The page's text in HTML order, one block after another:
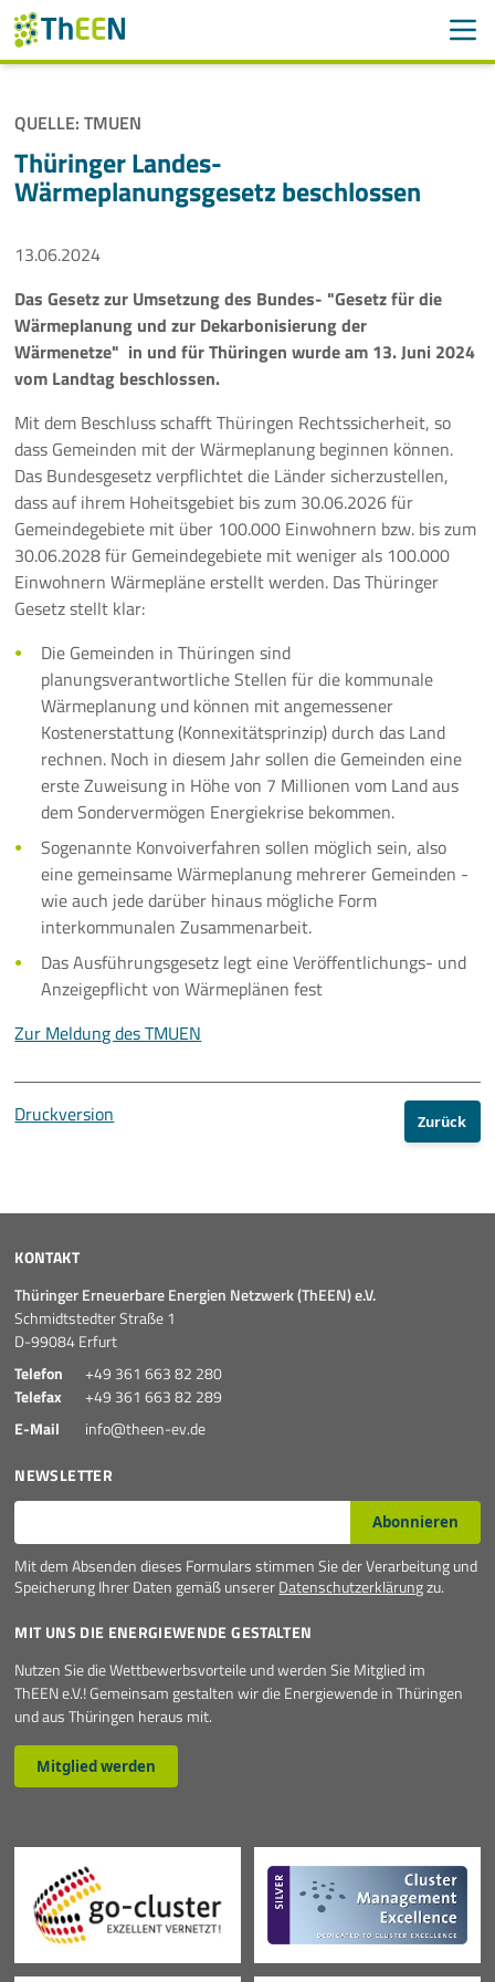
Navigation überspringen
ThEEN
Services
Mitglieder
Aktivitäten
Veranstaltungen
Aktuelles
Meldungen
Pressemeldungen
Branchenmeldungen
Statements
Positionen
Jobs
Mediathek
Akkreditierung
Mehr
QUELLE: TMUEN
Thüringer Landes-
Wärmeplanungsgesetz beschlossen
13.06.2024
Das Gesetz zur Umsetzung des Bundes- "Gesetz für die
Wärmeplanung und zur Dekarbonisierung der
Wärmenetze" in und für Thüringen wurde am 13. Juni 2024
vom Landtag beschlossen.
Mit dem Beschluss schafft Thüringen Rechtssicherheit, so
dass Gemeinden mit der Wärmeplanung beginnen können.
Das Bundesgesetz verpflichtet die Länder sicherzustellen,
dass auf ihrem Hoheitsgebiet bis zum 30.06.2026 für
Gemeindegebiete mit über 100.000 Einwohnern bzw. bis zum
30.06.2028 für Gemeindegebiete mit weniger als 100.000
Einwohnern Wärmepläne erstellt werden. Das Thüringer
Gesetz stellt klar:
Die Gemeinden in Thüringen sind
planungsverantwortliche Stellen für die kommunale
Wärmeplanung und können mit angemessener
Kostenerstattung (Konnexitätsprinzip) durch das Land
rechnen. Noch in diesem Jahr sollen die Gemeinden eine
erste Zuweisung in Höhe von 7 Millionen vom Land aus
dem Sondervermögen Energiekrise bekommen.
Sogenannte Konvoiverfahren sollen möglich sein, also
eine gemeinsame Wärmeplanung mehrerer Gemeinden -
wie auch jede darüber hinaus mögliche Form
interkommunalen Zusammenarbeit.
Das Ausführungsgesetz legt eine Veröffentlichungs- und
Anzeigepflicht von Wärmeplänen fest
Zur Meldung des TMUEN
Druckversion Zurück
KONTAKT
Thüringer Erneuerbare Energien Netzwerk (ThEEN) e.V.
Schmidtstedter Straße 1
D-99084 Erfurt
Telefon
+49 361 663 82 280
Telefax
+49 361 663 82 289
E-Mail
info@theen-ev.de
NEWSLETTER
E-Mail* Abonnieren
Mit dem Absenden dieses Formulars stimmen Sie der Verarbeitung und
Speicherung Ihrer Daten gemäß unsererDatenschutzerklärungzu.
MIT UNS DIE ENERGIEWENDE GESTALTEN
Nutzen Sie die Wettbewerbsvorteile und werden Sie Mitglied im
ThEEN e.V.! Gemeinsam gestalten wir die Energiewende in Thüringen
und aus Thüringen heraus mit.
Mitglied werden